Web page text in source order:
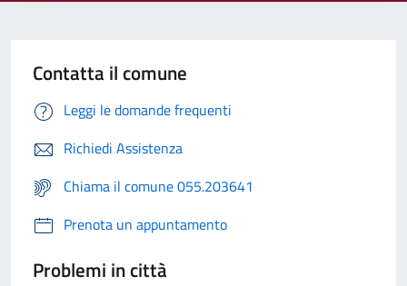
Contatta il comune
Leggi le domande frequenti
Richiedi Assistenza
Chiama il comune 055.203641
Prenota un appuntamento
Problemi in città